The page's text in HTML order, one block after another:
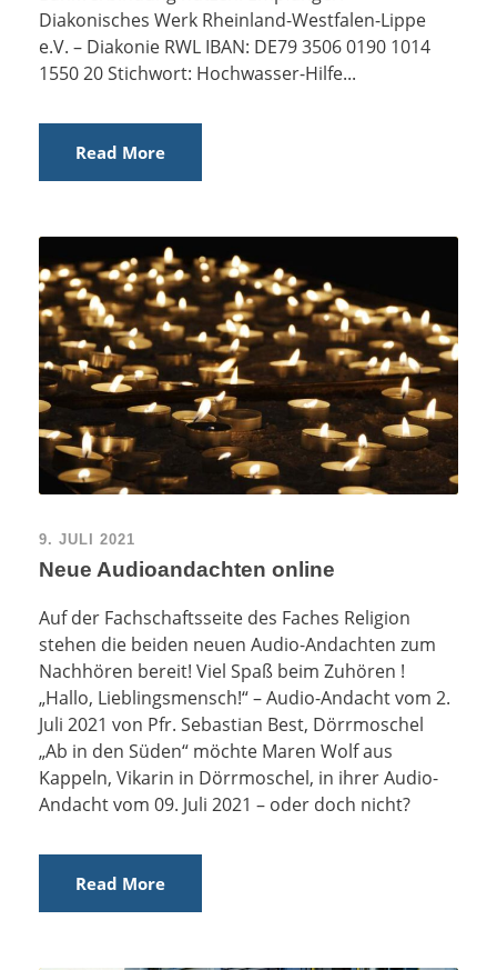
Diakonisches Werk Rheinland-Westfalen-Lippe
e.V. – Diakonie RWL IBAN: DE79 3506 0190 1014
1550 20 Stichwort: Hochwasser-Hilfe...
Read More
9. JULI 2021
Neue Audioandachten online
Auf der Fachschaftsseite des Faches Religion
stehen die beiden neuen Audio-Andachten zum
Nachhören bereit! Viel Spaß beim Zuhören !
„Hallo, Lieblingsmensch!“ – Audio-Andacht vom 2.
Juli 2021 von Pfr. Sebastian Best, Dörrmoschel
„Ab in den Süden“ möchte Maren Wolf aus
Kappeln, Vikarin in Dörrmoschel, in ihrer Audio-
Andacht vom 09. Juli 2021 – oder doch nicht?
Read More